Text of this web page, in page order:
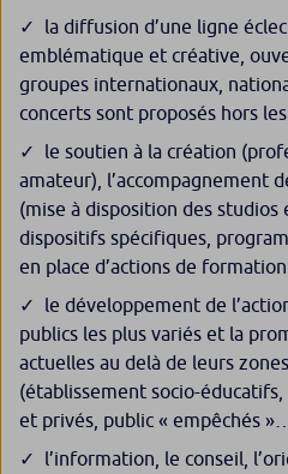
la diffusion d’une ligne
emblématique et créative,
groupes internationaux,
concerts sont proposés hors les
le soutien à la création
amateur), l’accompagnement
(mise à disposition des studios
dispositifs spécifiques,
en place d’actions de formation.
le développement de
publics les plus variés et la
actuelles au delà de leurs
(établissement socio-
et privés, public « empêchés
l’information, le conseil,